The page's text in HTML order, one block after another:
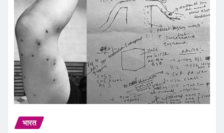
भारत